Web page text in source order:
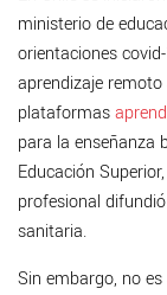
ministerio de
orientaciones
aprendizaje
plataformas
para la enseñanza
Educación
profesional
sanitaria.
Sin embargo, no